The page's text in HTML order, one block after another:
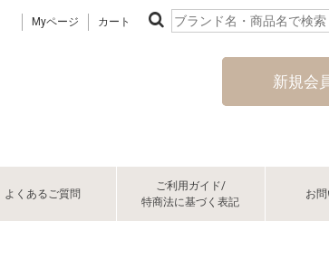
Myページ カート
新規会
よくあるご質問
ご利用ガイド/
特商法に基づく表記
お